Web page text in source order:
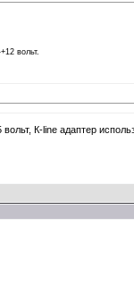
вольт.
К-line адаптер